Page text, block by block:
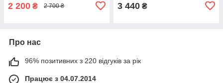
2 200 ₴ 2 700 ₴ 3 440 ₴
Про нас
96% позитивних з 220 відгуків за рік
Працює з 04.07.2014